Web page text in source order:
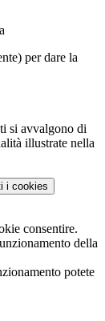
per dare la
si avvalgono di
illustrate nella
i cookies
consentire.
della
potete